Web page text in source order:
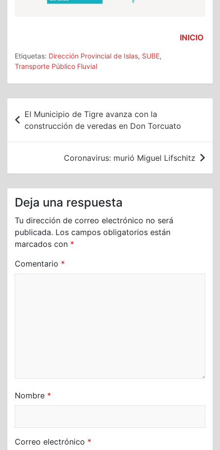
INICIO
Etiquetas: Dirección Provincial de Islas, SUBE,
Transporte Público Fluvial
Navegación
de
entradas
El Municipio de Tigre avanza con la
construcción de veredas en Don Torcuato
Coronavirus: murió Miguel Lifschitz
Deja una respuesta
Tu dirección de correo electrónico no será
publicada. Los campos obligatorios están
marcados con *
Comentario *
Nombre *
Correo electrónico *